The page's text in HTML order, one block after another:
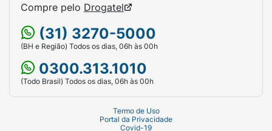
Compre pelo Drogatel
(31) 3270-5000
(BH e Região) Todos os dias, 06h às 00h
0300.313.1010
(Todo Brasil) Todos os dias, 06h às 00h
Termo de Uso
Portal da Privacidade
Covid-19